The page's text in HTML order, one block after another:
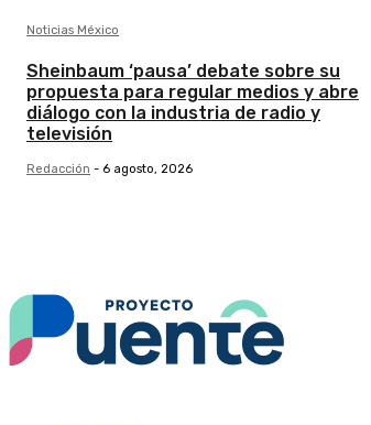
Noticias México
Sheinbaum ‘pausa’ debate sobre su
propuesta para regular medios y abre
diálogo con la industria de radio y
televisión
Redacción - 6 agosto, 2026